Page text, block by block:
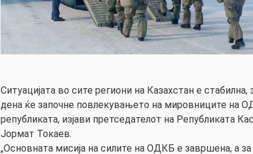
Ситуацијата во сите региони на Казахстан е стабилна,
дена ќе започне повлекувањето на мировниците на
републиката, изјави претседателот на Републиката
Јормат Токаев.
„Основната мисија на силите на ОДКБ е завршена, а